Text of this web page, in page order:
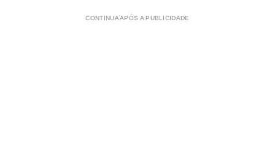
CONTINUA APÓS A PUBLICIDADE